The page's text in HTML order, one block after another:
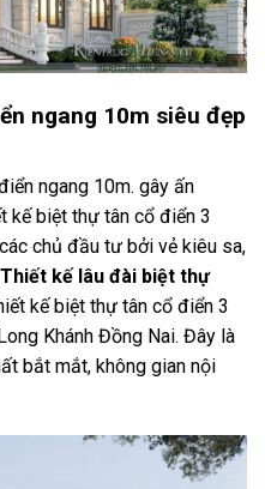
ngang 10m siêu đẹp
ngang 10m. gây ấn
kế biệt thự tân cổ điển 3
chủ đầu tư bởi vẻ kiêu sa,
Thiết kế lâu đài biệt thự
kế biệt thự tân cổ điển 3
Khánh Đồng Nai. Đây là
bắt mắt, không gian nội